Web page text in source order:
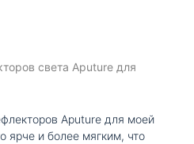
света Aputure для
Aputure для моей
ярче и более мягким, что